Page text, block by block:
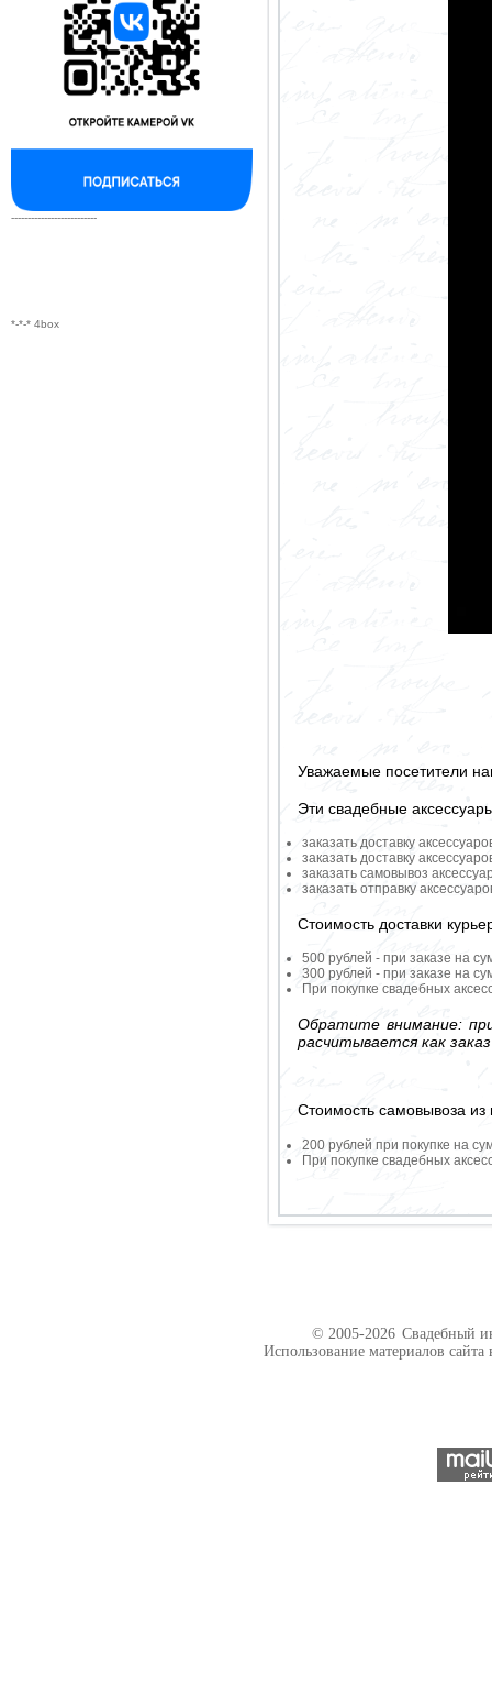
--------------------------
*-*-* 4box
Уважаемые посетители
Эти свадебные
заказать доставку
заказать доставку
заказать самовывоз
заказать отправку
Стоимость доставки
500 рублей - при заказе на
300 рублей - при заказе на
При покупке свадебных
Обратите внимание:
расчитывается как
Стоимость самовывоза из
200 рублей при покупке на
При покупке свадебных
© 2005-2026 Свадебный
Использование материалов